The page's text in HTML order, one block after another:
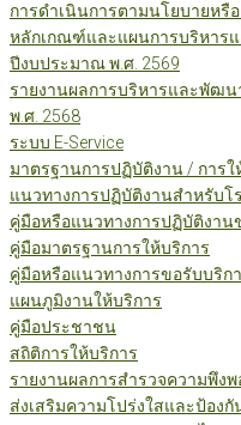
การดำเนินการตามนโยบายหรื
หลักเกณฑ์และแผนการบริหาร
ปีงบประมาณ พ.ศ. 2569
รายงานผลการบริหารและพัฒ
พ.ศ. 2568
ระบบ E-Service
มาตรฐานการปฏิบัติงาน / การใ
แนวทางการปฏิบัติงานสำหรับโ
คู่มือหรือแนวทางการปฏิบัติงาน
คู่มือมาตรฐานการให้บริการ
คู่มือหรือแนวทางการขอรับบริก
แผนภูมิงานให้บริการ
คู่มือประชาชน
สถิติการให้บริการ
รายงานผลการสำรวจความพึงพ
ส่งเสริมความโปร่งใสและป้องกั